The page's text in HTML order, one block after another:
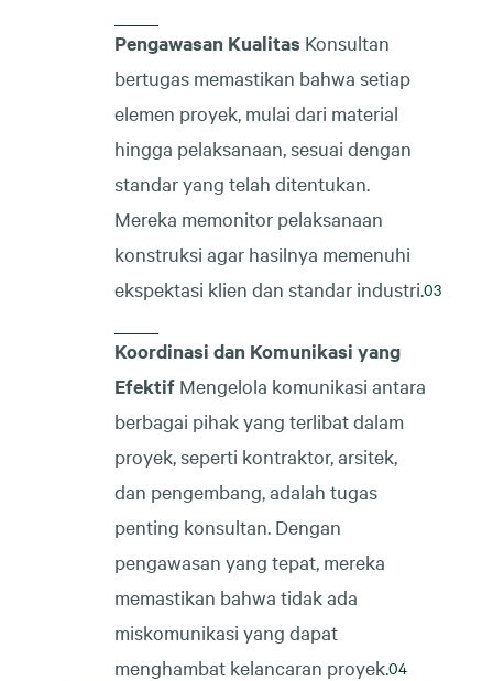
Pengawasan Kualitas Konsultan
bertugas memastikan bahwa setiap
elemen proyek, mulai dari material
hingga pelaksanaan, sesuai dengan
standar yang telah ditentukan.
Mereka memonitor pelaksanaan
konstruksi agar hasilnya memenuhi
ekspektasi klien dan standar industri.
Koordinasi dan Komunikasi yang
Efektif Mengelola komunikasi antara
berbagai pihak yang terlibat dalam
proyek, seperti kontraktor, arsitek,
dan pengembang, adalah tugas
penting konsultan. Dengan
pengawasan yang tepat, mereka
memastikan bahwa tidak ada
miskomunikasi yang dapat
menghambat kelancaran proyek.